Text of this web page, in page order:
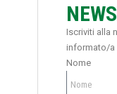
Iscriviti alla
informato/a
Nome